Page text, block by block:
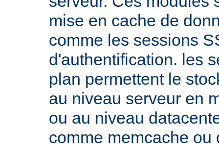
mise en cache de
comme les sessions
d'authentification. les
plan permettent le
au niveau serveur en
ou au niveau
comme memcache ou